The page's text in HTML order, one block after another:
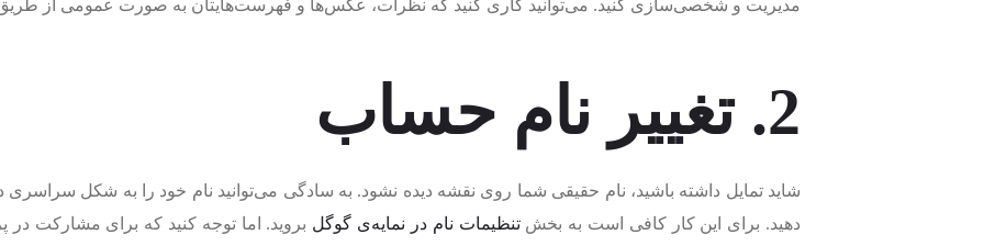
مدیریت و شخصی‌سازی کنید. می‌توانید کاری کنید که نظرات، عکس‌ها و فهرست‌هایتان به صورت عمومی از طریق
2. تغییر نام حساب
شاید تمایل داشته باشید، نام حقیقی شما روی نقشه دیده نشود. به سادگی می‌توانید نام خود را به شکل
دهید. برای این کار کافی است به بخشتنظیمات نام در نمایه‌ی گوگل بروید. اما توجه کنید که برای مشارکت در